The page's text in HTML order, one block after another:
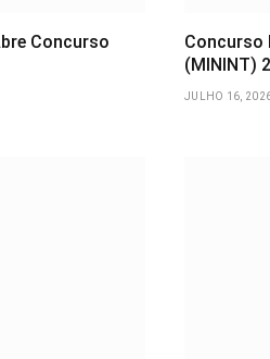
Concurso
Concurso
(MININT)
JULHO 16,